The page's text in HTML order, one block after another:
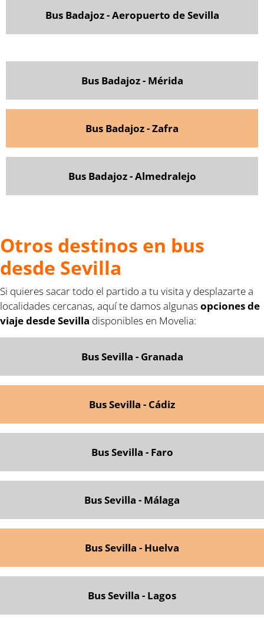
Bus Badajoz - Aeropuerto de Sevilla
Bus Badajoz - Mérida
Bus Badajoz - Zafra
Bus Badajoz - Almedralejo
Otros destinos en bus
desde Sevilla
Si quieres sacar todo el partido a tu visita y desplazarte a
localidades cercanas, aquí te damos algunasopciones de
viaje desde Sevilla disponibles en Movelia:
Bus Sevilla - Granada
Bus Sevilla - Cádiz
Bus Sevilla - Faro
Bus Sevilla - Málaga
Bus Sevilla - Huelva
Bus Sevilla - Lagos